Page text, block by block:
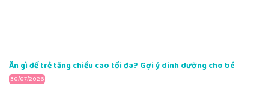
Ăn gì để trẻ tăng chiều cao tối đa? Gợi ý dinh dưỡng cho bé
30/07/2026